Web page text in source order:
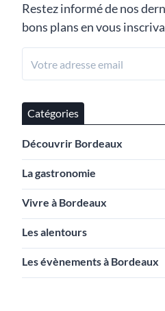
Restez informé de nos
bons plans en vous
Catégories
Découvrir Bordeaux
La gastronomie
Vivre à Bordeaux
Les alentours
Les évènements à Bordeaux